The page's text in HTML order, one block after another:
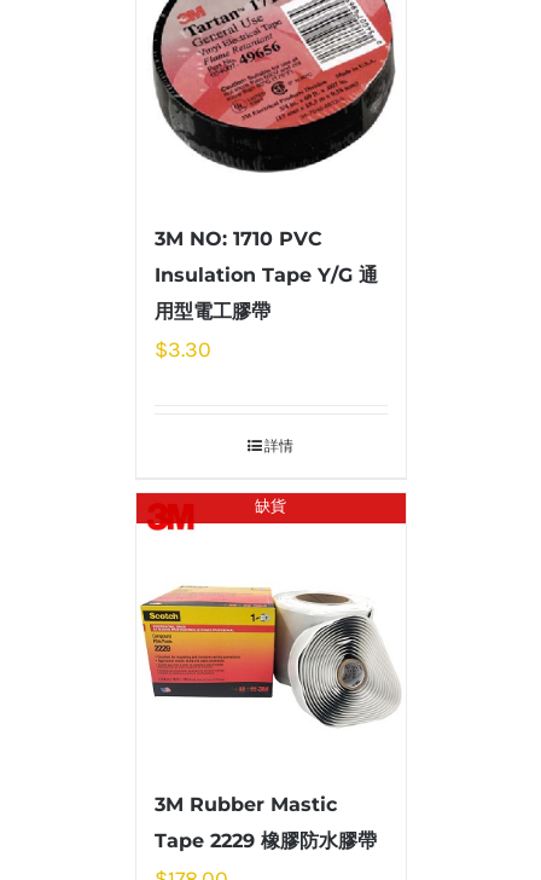
3M NO: 1710 PVC
Insulation Tape Y/G 通
用型電工膠帶
$3.30
詳情
缺貨
3M Rubber Mastic
Tape 2229 橡膠防水膠帶